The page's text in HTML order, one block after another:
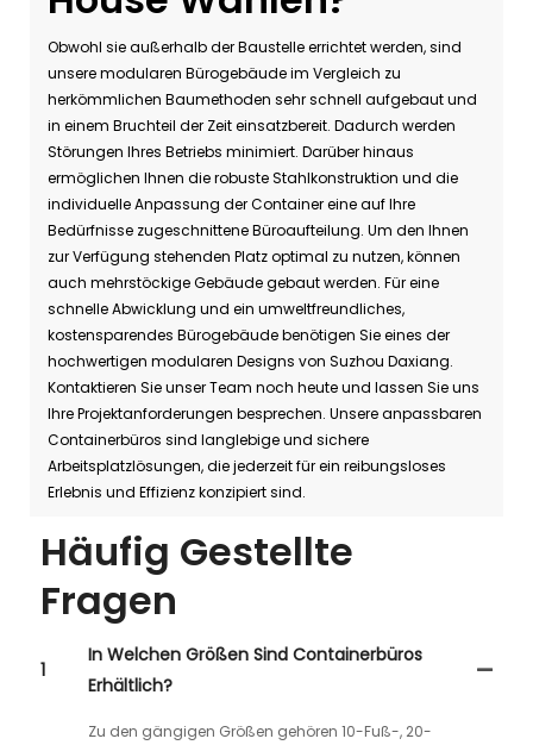
Obwohl sie außerhalb der Baustelle errichtet werden, sind
unsere modularen Bürogebäude im Vergleich zu
herkömmlichen Baumethoden sehr schnell aufgebaut und
in einem Bruchteil der Zeit einsatzbereit. Dadurch werden
Störungen Ihres Betriebs minimiert. Darüber hinaus
ermöglichen Ihnen die robuste Stahlkonstruktion und die
individuelle Anpassung der Container eine auf Ihre
Bedürfnisse zugeschnittene Büroaufteilung. Um den Ihnen
zur Verfügung stehenden Platz optimal zu nutzen, können
auch mehrstöckige Gebäude gebaut werden. Für eine
schnelle Abwicklung und ein umweltfreundliches,
kostensparendes Bürogebäude benötigen Sie eines der
hochwertigen modularen Designs von Suzhou Daxiang.
Kontaktieren Sie unser Team noch heute und lassen Sie uns
Ihre Projektanforderungen besprechen. Unsere anpassbaren
Containerbüros sind langlebige und sichere
Arbeitsplatzlösungen, die jederzeit für ein reibungsloses
Erlebnis und Effizienz konzipiert sind.
Häufig Gestellte
Fragen
1
In Welchen Größen Sind Containerbüros
Erhältlich?
Zu den gängigen Größen gehören 10-Fuß-, 20-